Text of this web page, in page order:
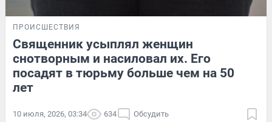
ПРОИСШЕСТВИЯ
Священник усыплял женщин
снотворным и насиловал их. Его
посадят в тюрьму больше чем на 50
лет
10 июля, 2026, 03:34 634 Обсудить